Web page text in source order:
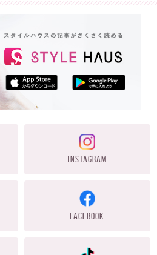
INSTAGRAM
FACEBOOK